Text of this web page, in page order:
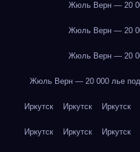
Жюль Верн — 20
Жюль Верн — 20
Жюль Верн — 20
Жюль Верн — 20 000 лье
Иркутск Иркутск Иркутск
Иркутск Иркутск Иркутск